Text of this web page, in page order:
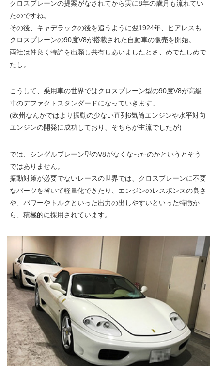
クロスプレーンの提案がなされてから実に8年の歳月も流れてい
たのですね。
その後、キャデラックの後を追うように翌1924年、ピアレスも
クロスプレーンの90度V8が搭載された自動車の販売を開始。
両社は仲良く特許を出願し共有しあいましたとさ、めでたしめで
たし。
こうして、乗用車の世界ではクロスプレーン型の90度V8が高級
車のデファクトスタンダードになっていきます。
(欧州なんかではより振動の少ない直列6気筒エンジンや水平対向
エンジンの開発に成功しており、そちらが主流でしたが)
では、シングルプレーン型のV8がなくなったのかというとそう
ではありません。
振動対策が必要でないレースの世界では、クロスプレーンに不要
なパーツを省いて軽量化できたり、エンジンのレスポンスの良さ
や、パワーやトルクといった出力の出しやすいといった特徴か
ら、積極的に採用されています。